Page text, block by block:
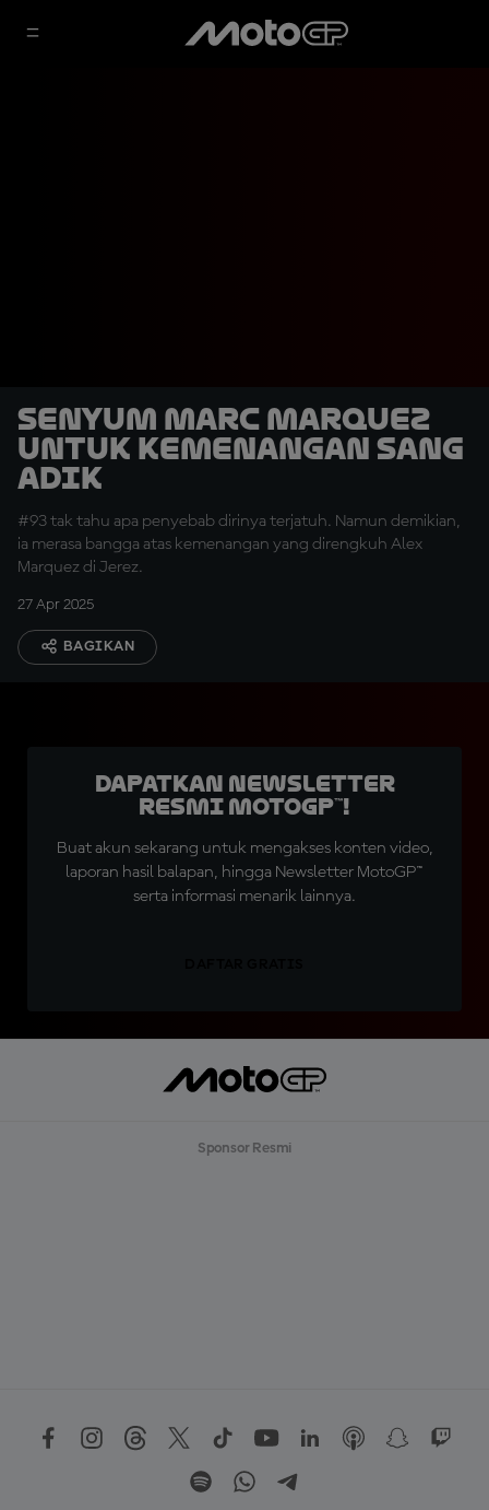
Senyum Marc Marquez
untuk Kemenangan Sang
Adik
#93 tak tahu apa penyebab dirinya terjatuh. Namun demikian,
ia merasa bangga atas kemenangan yang direngkuh Alex
Marquez di Jerez.
27 Apr 2025
BAGIKAN
Dapatkan Newsletter
Resmi MotoGP™!
Buat akun sekarang untuk mengakses konten video,
laporan hasil balapan, hingga Newsletter MotoGP™
serta informasi menarik lainnya.
Sponsor Resmi